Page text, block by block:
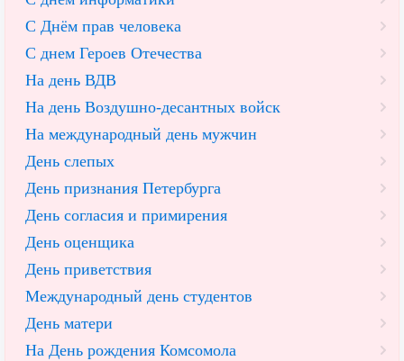
С Днём прав человека
С днем Героев Отечества
На день ВДВ
На день Воздушно-десантных войск
На международный день мужчин
День слепых
День признания Петербурга
День согласия и примирения
День оценщика
День приветствия
Международный день студентов
День матери
На День рождения Комсомола